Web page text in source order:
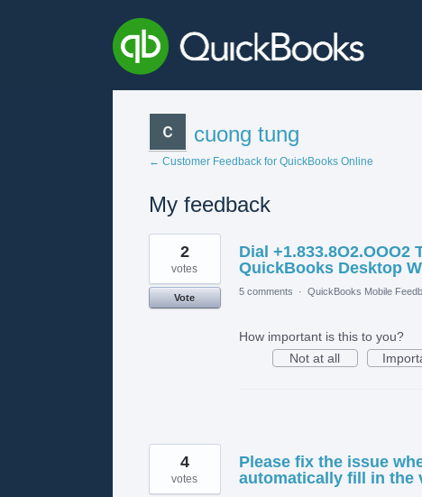
cuong tung
← Customer Feedback for QuickBooks Online
My feedback
2
results
found
Dial +1.833.8O2.OOO2
QuickBooks Desktop
2
votes
Vote
5 comments · QuickBooks Mobile
How important is this to you?
Not at all
Please fix the issue
automatically fill in the
4
votes